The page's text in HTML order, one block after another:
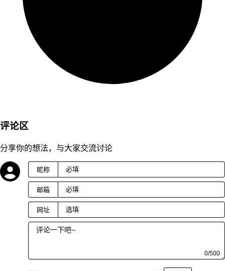
评论区
分享你的想法，与大家交流讨论
昵称
邮箱
网址
0/500